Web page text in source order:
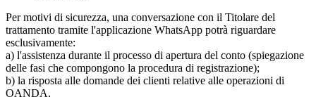
Per motivi di sicurezza, una conversazione con il Titolare del
trattamento tramite l'applicazione WhatsApp potrà riguardare
esclusivamente:
a) l'assistenza durante il processo di apertura del conto (spiegazione
delle fasi che compongono la procedura di registrazione);
b) la risposta alle domande dei clienti relative alle operazioni di
OANDA.